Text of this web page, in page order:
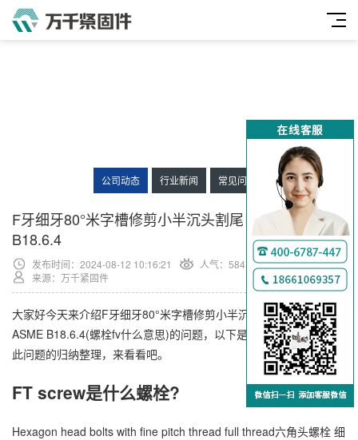
公司动态 行业新闻 常见问题
F牙细牙80°米字槽修剪小半沉头割尾自攻螺钉 ASME
B18.6.4
发布时间：2024-08-12 10:16:21 人气： 584
来源：万千紧固件
大家好今天来介绍F牙细牙80°米字槽修剪小半沉头割尾自攻螺钉
ASME B18.6.4(螺栓fv什么意思)的问题，以下是万千紧固件小编对
此问题的归纳整理，来看看吧。
FT screw是什么螺栓?
Hexagon head bolts with fine pitch thread full thread六角头螺栓 细